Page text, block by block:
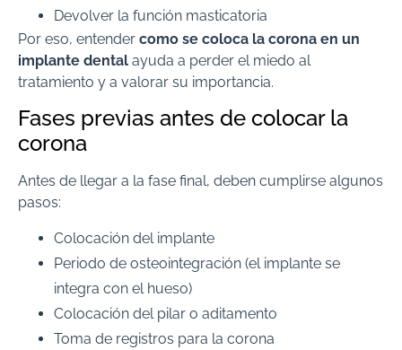
Devolver la función masticatoria
Por eso, entender como se coloca la corona en un
implante dental ayuda a perder el miedo al
tratamiento y a valorar su importancia.
Fases previas antes de colocar la
corona
Antes de llegar a la fase final, deben cumplirse algunos
pasos:
Colocación del implante
Periodo de osteointegración (el implante se
integra con el hueso)
Colocación del pilar o aditamento
Toma de registros para la corona